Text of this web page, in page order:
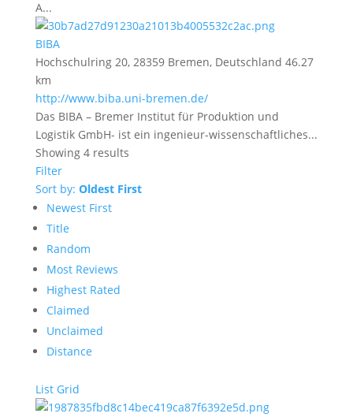
A...
BIBA
Hochschulring 20, 28359 Bremen, Deutschland 46.27
km
http://www.biba.uni-bremen.de/
Das BIBA – Bremer Institut für Produktion und
Logistik GmbH- ist ein ingenieur-wissenschaftliches...
Showing 4 results
Filter
Sort by: Oldest First
Newest First
Title
Random
Most Reviews
Highest Rated
Claimed
Unclaimed
Distance
List Grid